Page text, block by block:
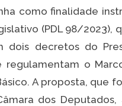
como finalidade
(PDL 98/2023),
dois decretos do
regulamentam o
A proposta, que
dos Deputados,